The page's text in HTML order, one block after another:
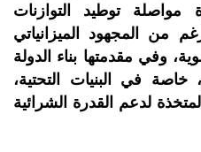
مواصلة توطيد التوازنات
من المجهود الميزانياتي
وفي مقدمتها بناء الدولة
خاصة في البنيات التحتية،
لدعم القدرة الشرائية